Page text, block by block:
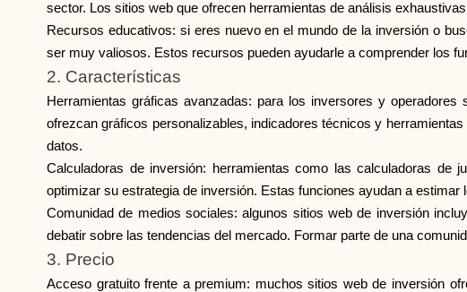
sector. Los sitios web que ofrecen herramientas de análisis
Recursos educativos: si eres nuevo en el mundo de la inversión o
ser muy valiosos. Estos recursos pueden ayudarle a comprender los
2. Características
Herramientas gráficas avanzadas: para los inversores y
ofrezcan gráficos personalizables, indicadores técnicos y
datos.
Calculadoras de inversión: herramientas como las calculadoras de
optimizar su estrategia de inversión. Estas funciones ayudan a
Comunidad de medios sociales: algunos sitios web de inversión
debatir sobre las tendencias del mercado. Formar parte de una
3. Precio
Acceso gratuito frente a premium: muchos sitios web de inversión